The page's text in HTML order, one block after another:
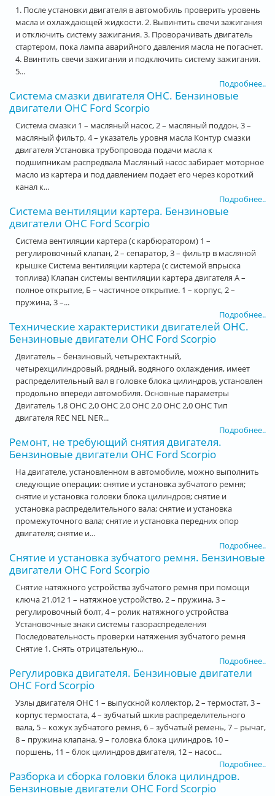
1. После установки двигателя в автомобиль проверить уровень
масла и охлаждающей жидкости. 2. Вывинтить свечи зажигания
и отключить систему зажигания. 3. Проворачивать двигатель
стартером, пока лампа аварийного давления масла не погаснет.
4. Ввинтить свечи зажигания и подключить систему зажигания.
5...
Подробнее..
Система смазки двигателя OHC. Бензиновые
двигатели OHC Ford Scorpio
Система смазки 1 – масляный насос, 2 – масляный поддон, 3 –
масляный фильтр, 4 – указатель уровня масла Контур смазки
двигателя Установка трубопровода подачи масла к
подшипникам распредвала Масляный насос забирает моторное
масло из картера и под давлением подает его через короткий
канал к...
Подробнее..
Система вентиляции картера. Бензиновые
двигатели OHC Ford Scorpio
Система вентиляции картера (с карбюратором) 1 –
регулировочный клапан, 2 – сепаратор, 3 – фильтр в масляной
крышке Система вентиляции картера (с системой впрыска
топлива) Клапан системы вентиляции картера двигателя А –
полное открытие, Б – частичное открытие. 1 – корпус, 2 –
пружина, 3 –...
Подробнее..
Технические характеристики двигателей OHC.
Бензиновые двигатели OHC Ford Scorpio
Двигатель – бензиновый, четырехтактный,
четырехцилиндровый, рядный, водяного охлаждения, имеет
распределительный вал в головке блока цилиндров, установлен
продольно впереди автомобиля. Основные параметры
Двигатель 1,8 ОНС 2,0 ОНС 2,0 ОНС 2,0 ОНС 2,0 ОНС Тип
двигателя REC NEL NER...
Подробнее..
Ремонт, не требующий снятия двигателя.
Бензиновые двигатели OHC Ford Scorpio
На двигателе, установленном в автомобиле, можно выполнить
следующие операции: снятие и установка зубчатого ремня;
снятие и установка головки блока цилиндров; снятие и
установка распределительного вала; снятие и установка
промежуточного вала; снятие и установка передних опор
двигателя; снятие и...
Подробнее..
Снятие и установка зубчатого ремня. Бензиновые
двигатели OHC Ford Scorpio
Снятие натяжного устройства зубчатого ремня при помощи
ключа 21.012 1 – натяжное устройство, 2 – пружина, 3 –
регулировочный болт, 4 – ролик натяжного устройства
Установочные знаки системы газораспределения
Последовательность проверки натяжения зубчатого ремня
Снятие 1. Снять отрицательную...
Подробнее..
Регулировка двигателя. Бензиновые двигатели
OHC Ford Scorpio
Узлы двигателя ОНС 1 – выпускной коллектор, 2 – термостат, 3 –
корпус термостата, 4 – зубчатый шкив распределительного
вала, 5 – кожух зубчатого ремня, 6 – зубчатый ремень, 7 – рычаг,
8 – пружина клапана, 9 – головка блока цилиндров, 10 –
поршень, 11 – блок цилиндров двигателя, 12 – насос...
Подробнее..
Разборка и сборка головки блока цилиндров.
Бензиновые двигатели OHC Ford Scorpio